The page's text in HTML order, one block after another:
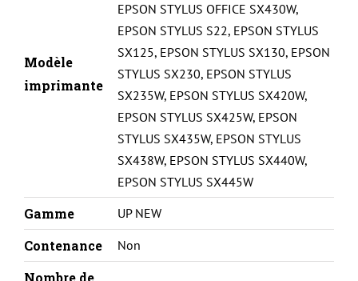
Modèle
imprimante
EPSON STYLUS OFFICE SX430W,
EPSON STYLUS S22, EPSON STYLUS
SX125, EPSON STYLUS SX130, EPSON
STYLUS SX230, EPSON STYLUS
SX235W, EPSON STYLUS SX420W,
EPSON STYLUS SX425W, EPSON
STYLUS SX435W, EPSON STYLUS
SX438W, EPSON STYLUS SX440W,
EPSON STYLUS SX445W
Gamme UP NEW
Contenance Non
Nombre de